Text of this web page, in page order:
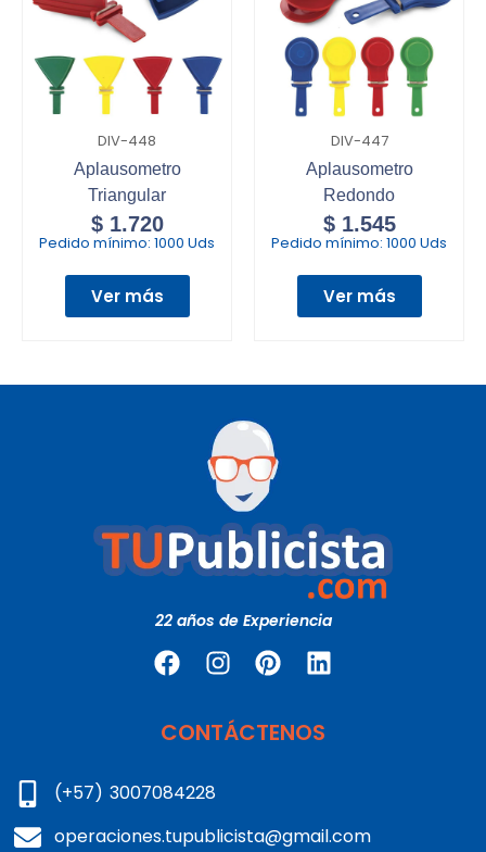
DIV-448
Aplausometro
Triangular
$1.720
Pedido mínimo: 1000 Uds
Ver más
DIV-447
Aplausometro
Redondo
$1.545
Pedido mínimo: 1000 Uds
Ver más
22 años de Experiencia
CONTÁCTENOS
(+57) 3007084228
operaciones.tupublicista@gmail.com